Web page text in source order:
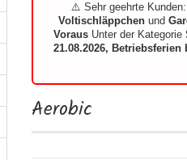
⚠️ Sehr geehrte
Voltischläppchen und
Voraus Unter der Kategorie
21.08.2026, Betriebsferien
Aerobic